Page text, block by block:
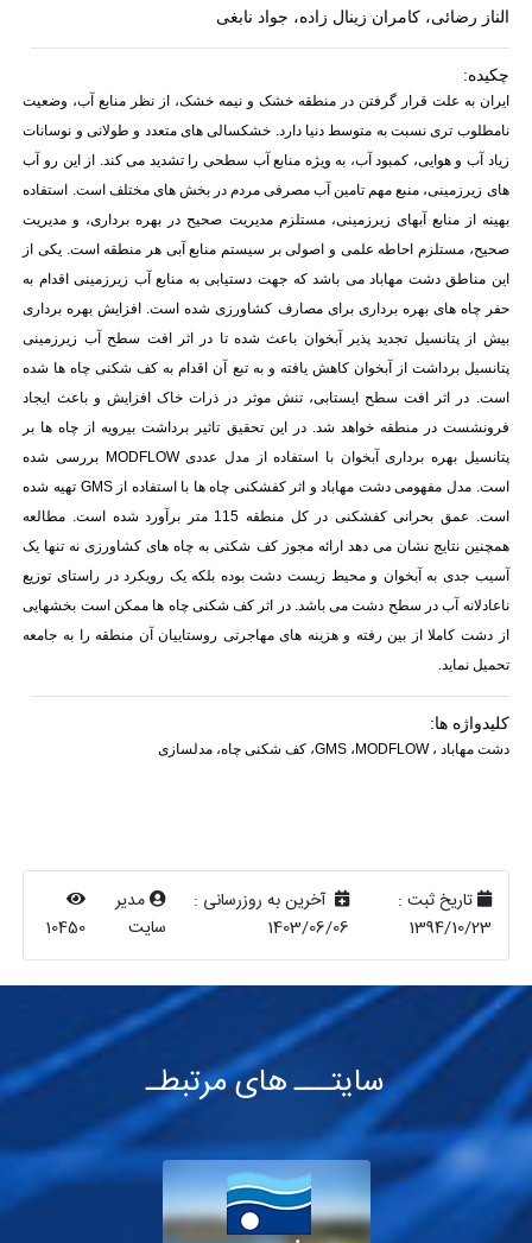
الناز رضائی، کامران زینال زاده، جواد نابغی
چکیده:
ایران به علت قرار گرفتن در منطقه خشک و نیمه خشک، از نظر منابع آب، وضعیت
نامطلوب تری نسبت به متوسط دنیا دارد. خشکسالی های متعدد و طولانی و نوسانات
زیاد آب و هوایی، کمبود آب، به ویژه منابع آب سطحی را تشدید می کند. از این رو آب
های زیرزمینی، منبع مهم تامین آب مصرفی مردم در بخش های مختلف است. استفاده
بهینه از منابع آبهای زیرزمینی، مستلزم مدیریت صحیح در بهره برداری، و مدیریت
صحیح، مستلزم احاطه علمی و اصولی بر سیستم منابع آبی هر منطقه است. یکی از
این مناطقدشت مهاباد می باشد که جهت دستیابی به منابع آب زیرزمینی اقدام به
حفر چاه های بهره برداری برای مصارف کشاورزی شده است. افزایش بهره برداری
بیش از پتانسیل تجدید پذیر آبخوان باعث شده تا در اثر افت سطح آب زیرزمینی
پتانسیل برداشت از آبخوان کاهش یافته و به تبع آن اقدام به کف شکنی چاه ها شده
است. در اثر افت سطح ایستابی، تنش موثر در ذرات خاک افزایش و باعث ایجاد
فرونشست در منطقه خواهد شد. در این تحقیق تاثیر برداشت بیرویه از چاه ها بر
پتانسیل بهره برداری آبخوان با استفاده از مدل عددیMODFLOW بررسی شده
است. مدل مفهومیدشت مهاباد و اثرکفشکنی چاهها با استفاده ازGMS تهیه شده
است. عمق بحرانی کفشکنی در کل منطقه 115 متر برآورد شده است. مطالعه
همچنین نتایج نشان می دهد ارائه مجوز کف شکنی به چاه های کشاورزی نه تنها یک
آسیب جدی به آبخوان و محیط زیست دشت بوده بلکه یک رویکرد در راستای توزیع
ناعادلانه آب در سطح دشت می باشد. در اثر کف شکنی چاه ها ممکن است بخشهایی
از دشت کاملا از بین رفته و هزینه های مهاجرتی روستاییان آن منطقه را به جامعه
تحمیل نماید.
کلیدواژه ها:
دشت مهاباد ، GMS ،MODFLOW ،کف شکنی چاه،مدلسازی
تاریخ ثبت :
1394/10/23
آخرین به روزرسانی :
1403/06/06
مدیر
سایت
10450
سایتـــ های مرتبطـ